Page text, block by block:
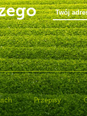
Przepisy